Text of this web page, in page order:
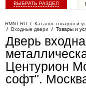
ВЫБРАТЬ РАЗДЕЛ
RMNT.RU / Каталог товаров и
/ Входные двери / Товары и
Дверь
Центурион
софт".